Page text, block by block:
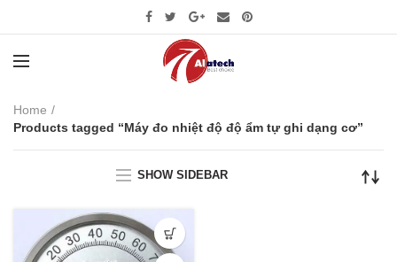
Home
Products tagged “Máy đo nhiệt độ độ ẩm tự ghi dạng cơ”
SHOW SIDEBAR